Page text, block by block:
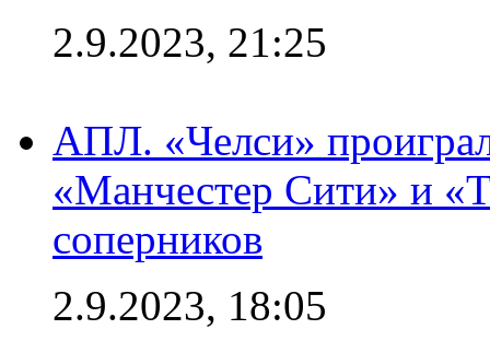
2.9.2023, 21:25
АПЛ. «Челси»
«Манчестер Сити» и
соперников
2.9.2023, 18:05